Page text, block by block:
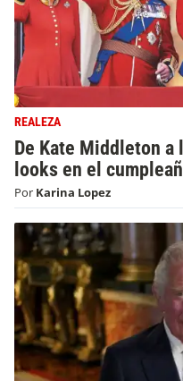
REALEZA
De Kate Middleton
looks en el
Por Karina Lopez